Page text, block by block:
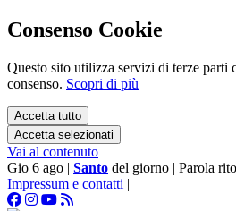
Consenso Cookie
Questo sito utilizza servizi di terze parti
consenso. Scopri di più
Accetta tutto
Accetta selezionati
Vai al contenuto
Gio 6 ago | Santo del giorno | Parola rito
Impressum e contatti |